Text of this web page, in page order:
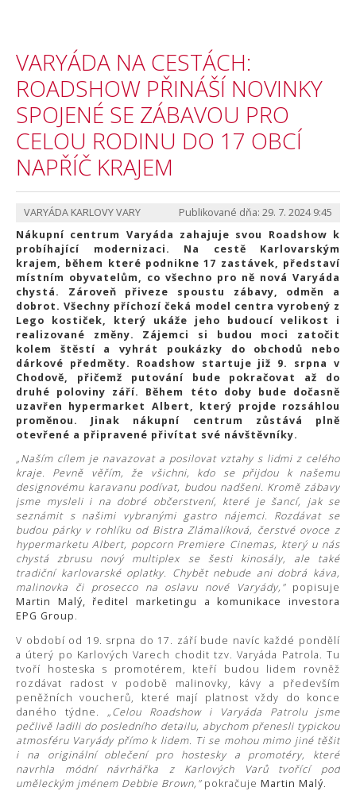
VARYÁDA NA CESTÁCH:
ROADSHOW PŘINÁŠÍ NOVINKY
SPOJENÉ SE ZÁBAVOU PRO
CELOU RODINU DO 17 OBCÍ
NAPŘÍČ KRAJEM
Publikované dňa: 29. 7. 2024 9:45
VARYÁDA KARLOVY VARY
Nákupní centrum Varyáda zahajuje svou Roadshow k
probíhající modernizaci. Na cestě Karlovarským
krajem, během které podnikne 17 zastávek, představí
místním obyvatelům, co všechno pro ně nová Varyáda
chystá. Zároveň přiveze spoustu zábavy, odměn a
dobrot. Všechny příchozí čeká model centra vyrobený z
Lego kostiček, který ukáže jeho budoucí velikost i
realizované změny. Zájemci si budou moci zatočit
kolem štěstí a vyhrát poukázky do obchodů nebo
dárkové předměty. Roadshow startuje již 9. srpna v
Chodově, přičemž putování bude pokračovat až do
druhé poloviny září. Během této doby bude dočasně
uzavřen hypermarket Albert, který projde rozsáhlou
proměnou. Jinak nákupní centrum zůstává plně
otevřené a připravené přivítat své návštěvníky.
„Naším cílem je navazovat a posilovat vztahy s lidmi z celého
kraje. Pevně věřím, že všichni, kdo se přijdou k našemu
designovému karavanu podívat, budou nadšeni. Kromě zábavy
jsme mysleli i na dobré občerstvení, které je šancí, jak se
seznámit s našimi vybranými gastro nájemci. Rozdávat se
budou párky v rohlíku od Bistra Zlámalíková, čerstvé ovoce z
hypermarketu Albert, popcorn Premiere Cinemas, který u nás
chystá zbrusu nový multiplex se šesti kinosály, ale také
tradiční karlovarské oplatky. Chybět nebude ani dobrá káva,
malinovka či prosecco na oslavu nové Varyády,"popisuje
Martin Malý, ředitel marketingu a komunikace investora
EPG Group.
V období od 19. srpna do 17. září bude navíc každé pondělí
a úterý po Karlových Varech chodit tzv. Varyáda Patrola. Tu
tvoří hosteska s promotérem, kteří budou lidem rovněž
rozdávat radost v podobě malinovky, kávy a především
peněžních voucherů, které mají platnost vždy do konce
daného týdne. „Celou Roadshow i Varyáda Patrolu jsme
pečlivě ladili do posledního detailu, abychom přenesli typickou
atmosféru Varyády přímo k lidem. Ti se mohou mimo jiné těšit
i na originální oblečení pro hostesky a promotéry, které
navrhla módní návrhářka z Karlových Varů tvořící pod
uměleckým jménem Debbie Brown,"pokračuje Martin Malý.